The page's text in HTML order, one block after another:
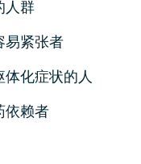
人群
易紧张者
化症状的人
依赖者